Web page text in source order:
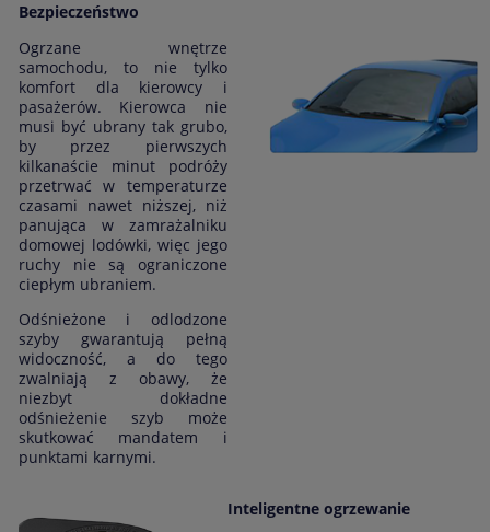
Bezpieczeństwo
Ogrzane wnętrze
samochodu, to nie tylko
komfort dla kierowcy i
pasażerów. Kierowca nie
musi być ubrany tak grubo,
by przez pierwszych
kilkanaście minut podróży
przetrwać w temperaturze
czasami nawet niższej, niż
panująca w zamrażalniku
domowej lodówki, więc jego
ruchy nie są ograniczone
ciepłym ubraniem.
Odśnieżone i odlodzone
szyby gwarantują pełną
widoczność, a do tego
zwalniają z obawy, że
niezbyt dokładne
odśnieżenie szyb może
skutkować mandatem i
punktami karnymi.
Inteligentne ogrzewanie